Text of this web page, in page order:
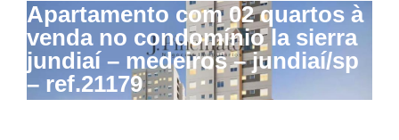
Apartamento com 02 quartos à
venda no condomínio la sierra
jundiaí – medeiros – jundiaí/sp
– ref.21179